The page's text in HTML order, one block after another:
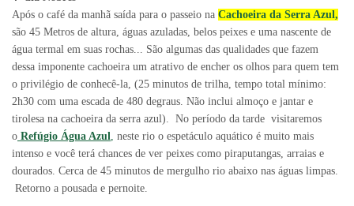
Após o café da manhã saída para o passeio na Cachoeira da Serra Azul,
são 45 Metros de altura, águas azuladas, belos peixes e uma nascente de
água termal em suas rochas... São algumas das qualidades que fazem
dessa imponente cachoeira um atrativo de encher os olhos para quem tem
o privilégio de conhecê-la, (25 minutos de trilha, tempo total mínimo:
2h30 com uma escada de 480 degraus. Não inclui almoço e jantar e
tirolesa na cachoeira da serra azul). No período da tarde visitaremos
o Refúgio Água Azul, neste rio o espetáculo aquático é muito mais
intenso e você terá chances de ver peixes como piraputangas, arraias e
dourados. Cerca de 45 minutos de mergulho rio abaixo nas águas limpas.
Retorno a pousada e pernoite.